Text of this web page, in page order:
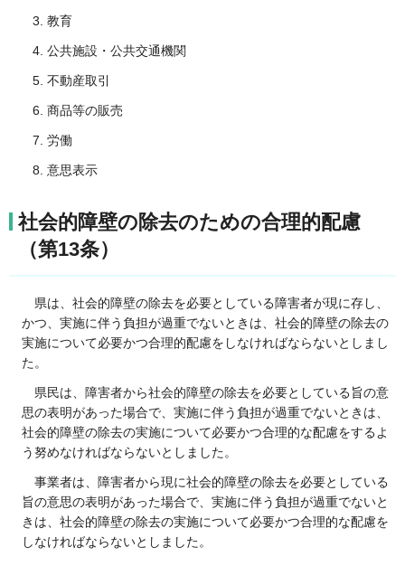
教育
公共施設・公共交通機関
不動産取引
商品等の販売
労働
意思表示
社会的障壁の除去のための合理的配慮
（第13条）
県は、 社会的障壁の除去を必要としている障害者が現に存し、
かつ、実施に伴う負担が過重でないときは、社会的障壁の除去の
実施について必要かつ合理的配慮をしなければならないとしまし
た。
県民は、 障害者から社会的障壁の除去を必要としている旨の意
思の表明があった場合で、実施に伴う負担が過重でないときは、
社会的障壁の除去の実施について必要かつ合理的な配慮をするよ
う努めなければならないとしました。
事業者は、障害者から現に社会的障壁の除去を必要としている
旨の意思の表明があった場合で、実施に伴う負担が過重でないと
きは、社会的障壁の除去の実施について必要かつ合理的な配慮を
しなければならないとしました。